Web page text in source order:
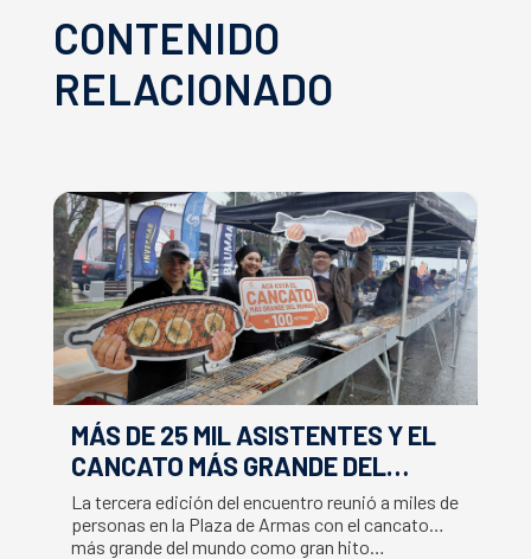
CONTENIDO
RELACIONADO
MÁS DE 25 MIL ASISTENTES Y EL
CANCATO MÁS GRANDE DEL
MUNDO MARCAN EXITOSO CIERRE
DE LA SEMANA DEL SALMÓN
La tercera edición del encuentro reunió a miles de
personas en la Plaza de Armas con el cancato
más grande del mundo como gran hito…